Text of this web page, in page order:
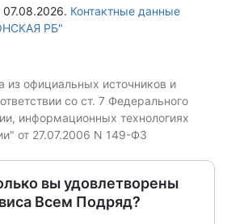
Контактные данные
РБ"
из официальных источников и
со ст. 7 Федерального
информационных технологиях
от 27.07.2006 N 149-ФЗ
вы удовлетворены
Всем Подряд?